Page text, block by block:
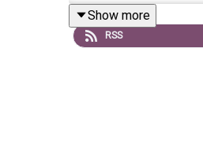
Show more
RSS